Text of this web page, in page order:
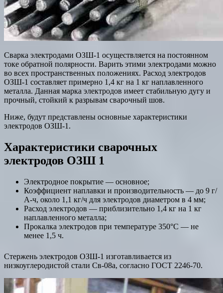
Сварка электродами ОЗШ-1 осуществляется на постоянном
токе обратной полярности. Варить этими электродами можно
во всех пространственных положениях. Расход электродов
ОЗШ-1 составляет примерно 1,4 кг на 1 кг наплавленного
металла. Данная марка электродов имеет стабильную дугу и
прочный, стойкий к разрывам сварочный шов.
Ниже, будут представлены основные характеристики
электродов ОЗШ-1.
Характеристики сварочных
электродов ОЗШ 1
Электродное покрытие — основное;
Коэффициент наплавки и производительность — до 9 г/
А-ч, около 1,1 кг/ч для электродов диаметром в 4 мм;
Расход электродов — приблизительно 1,4 кг на 1 кг
наплавленного металла;
Прокалка электродов при температуре 350°С — не
менее 1,5 ч.
Стержень электродов ОЗШ-1 изготавливается из
низкоуглеродистой стали Св-08а, согласно ГОСТ 2246-70.